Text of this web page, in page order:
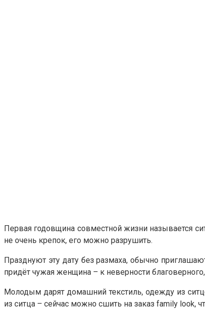
Первая годовщина совместной жизни называется
не очень крепок, его можно разрушить.
Празднуют эту дату без размаха, обычно
придёт чужая женщина – к неверности
Молодым дарят домашний текстиль, одежду из
из ситца – сейчас можно сшить на заказ family look,